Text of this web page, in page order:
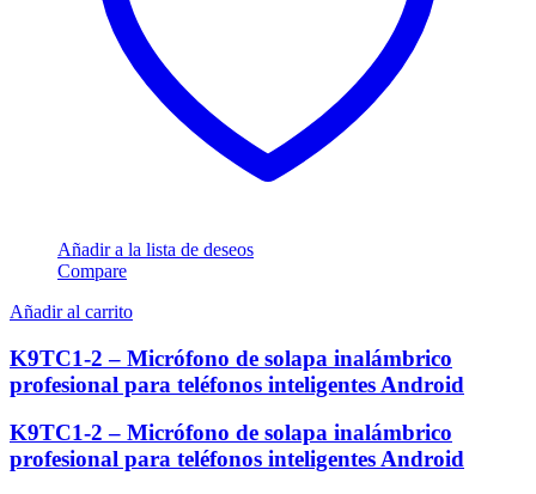
Añadir a la lista de deseos
Compare
Añadir al carrito
K9TC1-2 – Micrófono de solapa inalámbrico
profesional para teléfonos inteligentes Android
K9TC1-2 – Micrófono de solapa inalámbrico
profesional para teléfonos inteligentes Android